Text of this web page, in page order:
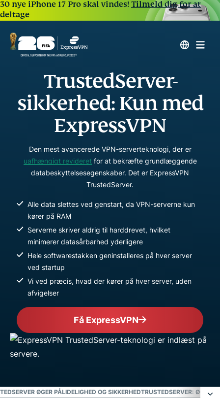
30 nye iPhone 17 Pro skal vindes!Tilmeld dig for at
deltage
TrustedServer-
sikkerhed: Kun med
ExpressVPN
Den mest avancerede VPN-serverteknologi, der er
uafhængigt revideret for at bekræfte grundlæggende
databeskyttelsesegenskaber. Det er ExpressVPN
TrustedServer.
Alle data slettes ved genstart, da VPN-serverne kun
kører på RAM
Serverne skriver aldrig til harddrevet, hvilket
minimerer datasårbarhed yderligere
Hele softwarestakken geninstalleres på hver server
ved startup
Vi ved præcis, hvad der kører på hver server, uden
afvigelser
Få ExpressVPN
ØGER PÅLIDELIGHED OG SIKKERHEDTRUSTEDSERVER: ØGER